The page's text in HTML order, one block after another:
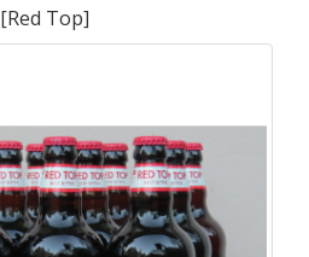
[Red Top]